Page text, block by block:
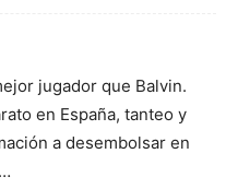
jugador que Balvin.
en España, tanteo y
a desembolsar en